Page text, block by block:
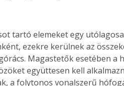
tartó elemeket egy
ezekre kerülnek az
Magastetők esetében
együttesen kell
a folytonos vonalszerű